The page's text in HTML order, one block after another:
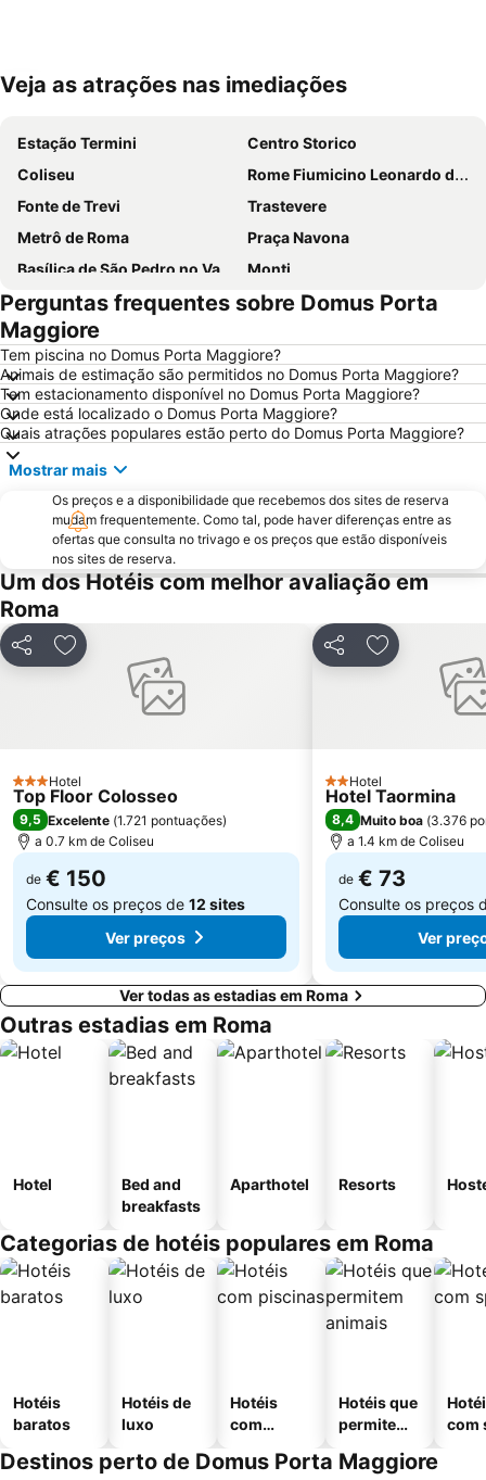
Ampliar mapa
Veja as atrações nas imediações
Estação Termini
Centro Storico
Coliseu
Rome Fiumicino Leonardo da Vinci International Airport
Fonte de Trevi
Trastevere
Metrô de Roma
Praça Navona
Basílica de São Pedro no Vaticano
Monti
Termini Metro Station
Praça de Espanha
Prati
Basílica de Santa Maria Maggiore
Barberini - Fontana di Trevi Metro Station
International Airport Roma Ciampino
Praça de São Pedro
Trevi
Ostia
Lungotevere Castello & Vaticano
Colosseo Metro Station
Spagna Metro Station
Estádio Olímpico de Roma
Parioli
La Sapienza - Città Universitaria
La Santa Sede
Fiera di Roma
Via Veneto Rome
Praça do Popolo
Roma Ostiense Railway Station
Nomentano - San Lorenzo
Tiburtina Metro Station
Galleria Borghese
Palazzetto dello Sport
Via Aurelia - Roma
Fórum Romano
Ottaviano - San Pietro - Musei Vaticani Metro Station
Lido di Ostia Levante
San Giovanni
Santa Cecilia in Trastevere
Santa Maria en Trastevere
Perguntas frequentes sobre Domus Porta
Maggiore
Tem piscina no Domus Porta Maggiore?
Animais de estimação são permitidos no Domus Porta Maggiore?
Tem estacionamento disponível no Domus Porta Maggiore?
Onde está localizado o Domus Porta Maggiore?
Quais atrações populares estão perto do Domus Porta Maggiore?
Mostrar mais
Os preços e a disponibilidade que recebemos dos sites de reserva
mudam frequentemente. Como tal, pode haver diferenças entre as
ofertas que consulta no trivago e os preços que estão disponíveis
nos sites de reserva.
Um dos Hotéis com melhor avaliação em
Roma
PartilharAdicionar aos favoritos
3 Estrelas
Hotel
Top Floor Colosseo
9,5 Excelente (1.721 pontuações)
a 0.7 km de Coliseu
de € 150
Consulte os preços de 12 sites
Ver preços
PartilharAdicionar
2 Estrelas
Hotel
Hotel Taormina
8,4 Muito boa (3.376
a 1.4 km de Coliseu
de € 73
Consulte os preços
Ver
Ver todas as estadias em Roma
Outras estadias em Roma
Hotel
Bed and
breakfasts
Aparthotel Resorts
Categorias de hotéis populares em Roma
Hotéis
baratos
Hotéis de
luxo
Hotéis
com
Hotéis que
permitem
com
Destinos perto de Domus Porta Maggiore